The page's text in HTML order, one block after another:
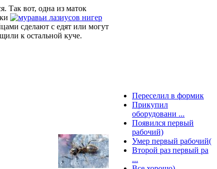
Так вот, одна из маток
лазиусов нигер
сделают с едят или могут
к остальной куче.
Переселил в формик
Прикупил
оборудовани ...
Появился первый
рабочий)
Умер первый рабочий(
Второй раз первый ра
...